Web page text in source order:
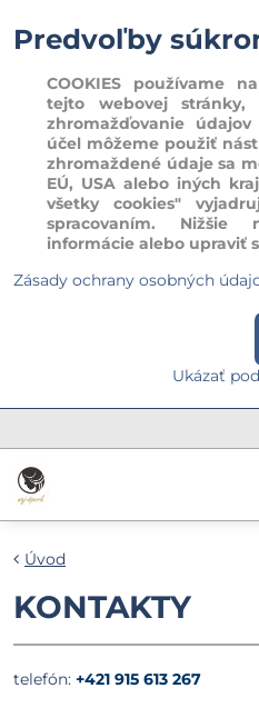
Úvod
KONTAKTY
telefón: +421 915 613 267
Predvoľby
COOKIES používame
tejto webovej
zhromažďovanie
účel môžeme použiť
zhromaždené údaje sa
EÚ, USA alebo iných
všetky cookies"
spracovaním. Nižšie
informácie alebo upraviť
Zásady ochrany osobných
Ukázať